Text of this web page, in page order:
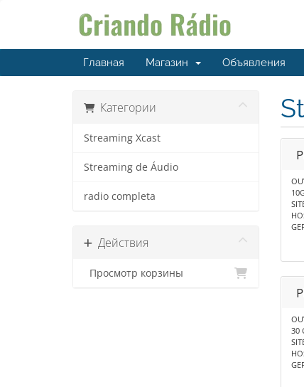
Главная Магазин Объявления
Категории
Streaming Xcast
Streaming de Áudio
radio completa
Действия
Просмотр корзины
30